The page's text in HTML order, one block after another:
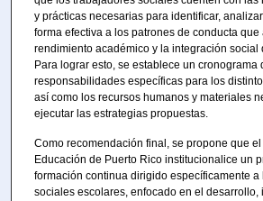
y prácticas necesarias para identificar,
forma efectiva a los patrones de conducta que
rendimiento académico y la integración social
Para lograr esto, se establece un cronograma
responsabilidades específicas para los
así como los recursos humanos y materiales
ejecutar las estrategias propuestas.
Como recomendación final, se propone que
Educación de Puerto Rico institucionalice un
formación continua dirigido específicamente a
sociales escolares, enfocado en el desarrollo,